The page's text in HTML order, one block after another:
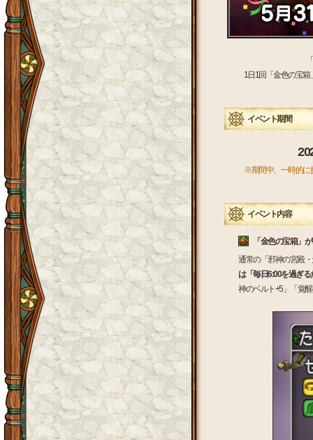
1日1回「金色の宝
イベント期間
※期間中、一時的に
イベント内容
「金色の宝箱」
通常の「邪神の宮殿
は「毎日6:00を過ぎる
神のベルト+5」「覚